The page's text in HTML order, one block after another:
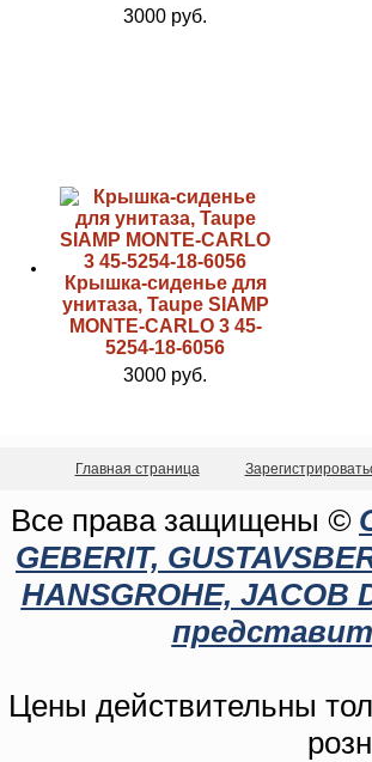
3000 руб.
Крышка-сиденье для
унитаза, Taupe SIAMP
MONTE-CARLO 3 45-
5254-18-6056
3000 руб.
Главная страница
Все права защищены ©
GEBERIT,
HANSGROHE,
Цены действительны